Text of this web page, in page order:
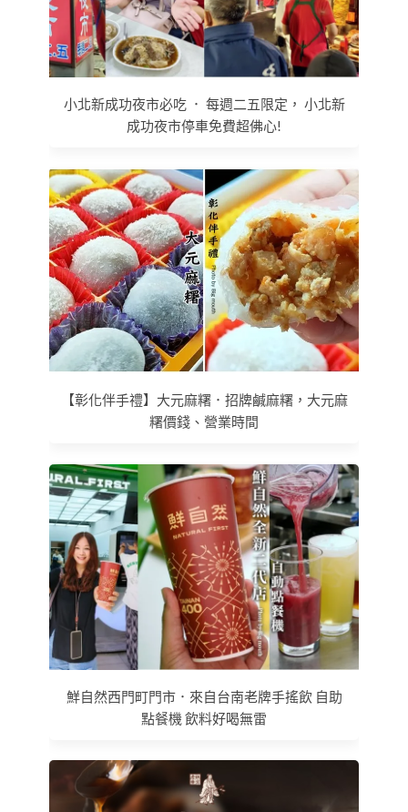
小北新成功夜市必吃 ． 每週二五限定， 小北新
成功夜市停車免費超佛心!
【彰化伴手禮】大元麻糬．招牌鹹麻糬，大元麻
糬價錢、營業時間
鮮自然西門町門市．來自台南老牌手搖飲 自助
點餐機 飲料好喝無雷